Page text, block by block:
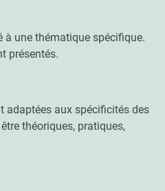
à une thématique spécifique.
présentés.
adaptées aux spécificités des
théoriques, pratiques,